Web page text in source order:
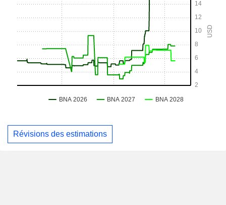
Révisions des estimations